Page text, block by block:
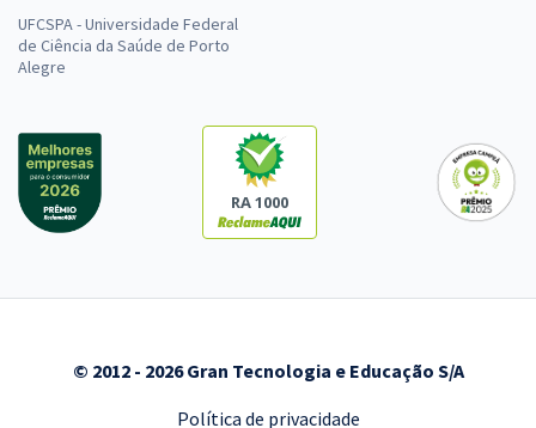
UFCSPA - Universidade Federal
de Ciência da Saúde de Porto
Alegre
RA 1000
© 2012 - 2026 Gran Tecnologia e Educação S/A
Política de privacidade